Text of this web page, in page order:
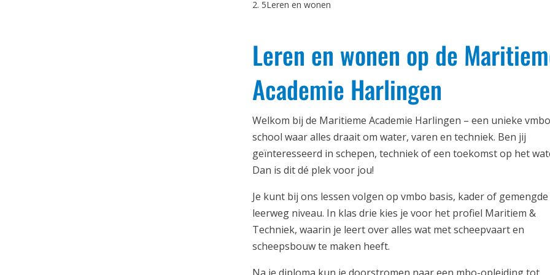
Leren en wonen
Leren en wonen op de
Academie Harlingen
Welkom bij de Maritieme Academie Harlingen – een unieke
school waar alles draait om water, varen en techniek. Ben jij
geïnteresseerd in schepen, techniek of een toekomst op het
Dan is dit dé plek voor jou!
Je kunt bij ons lessen volgen op vmbo basis, kader of gemengde
leerweg niveau. In klas drie kies je voor het profiel Maritiem &
Techniek, waarin je leert over alles wat met scheepvaart en
scheepsbouw te maken heeft.
Na je diploma kun je doorstromen naar een mbo-opleiding tot